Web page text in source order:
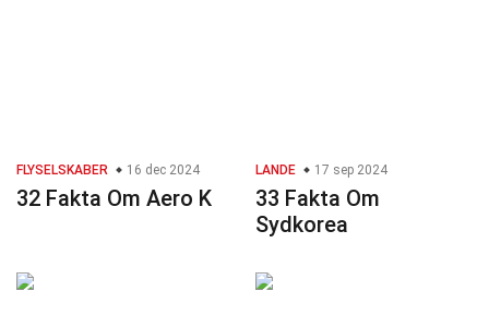
FLYSELSKABER 16 dec 2024
32 Fakta Om Aero K
LANDE 17 sep 2024
33 Fakta Om
Sydkorea